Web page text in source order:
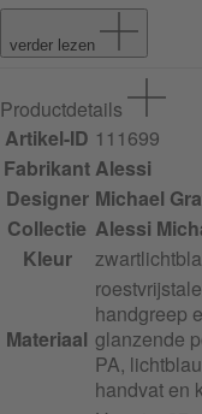
verder lezen
Productdetails
Artikel-ID 111699
Fabrikant Alessi
Designer Michael
Collectie Alessi
Kleur
zwart
Materiaal
handgreep
glanzende
PA,
handvat en